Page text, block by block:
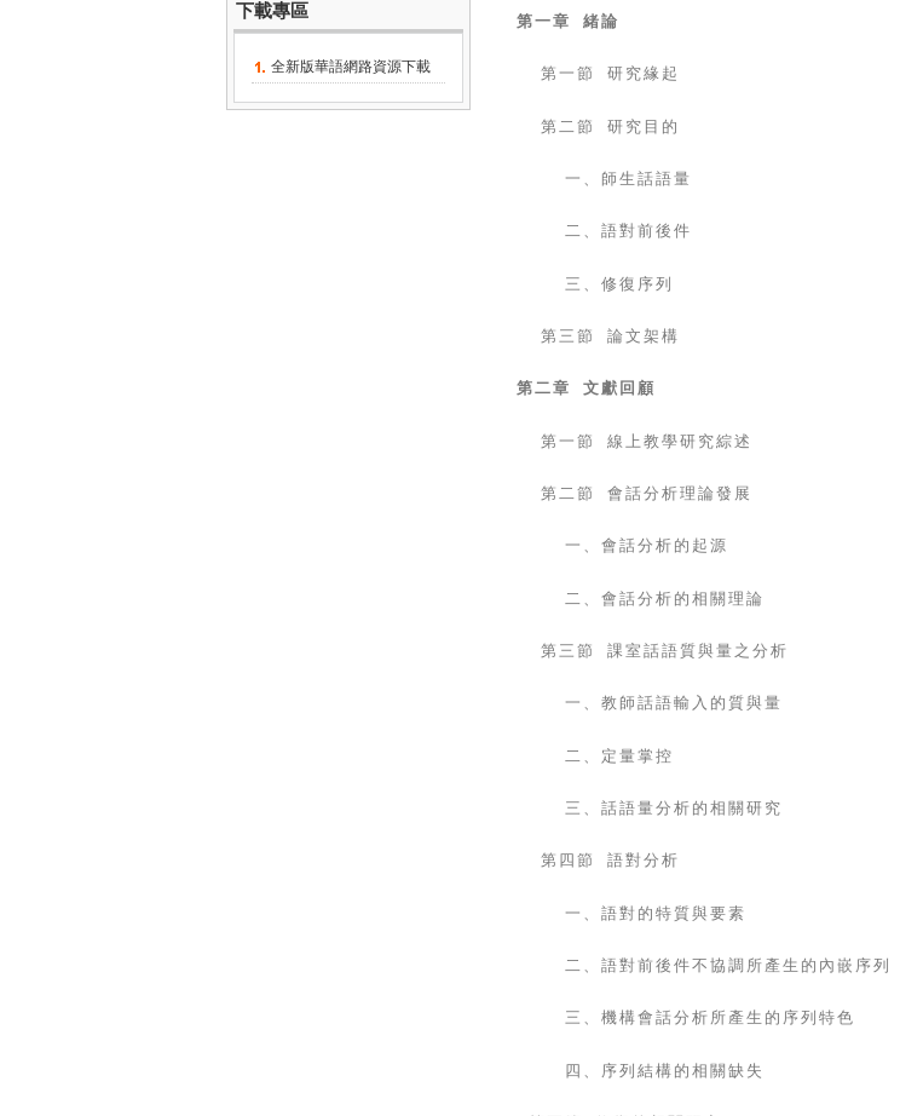
第一章 緒論
第一節 研究緣起
第二節 研究目的
一、師生話語量
二、語對前後件
三、修復序列
第三節 論文架構
第二章 文獻回顧
第一節 線上教學研究綜述
第二節 會話分析理論發展
一、會話分析的起源
二、會話分析的相關理論
第三節 課室話語質與量之分析
一、教師話語輸入的質與量
二、定量掌控
三、話語量分析的相關研究
第四節 語對分析
一、語對的特質與要素
二、語對前後件不協調所產生的內嵌序列
三、機構會話分析所產生的序列特色
四、序列結構的相關缺失
下載專區
全新版華語網路資源下載